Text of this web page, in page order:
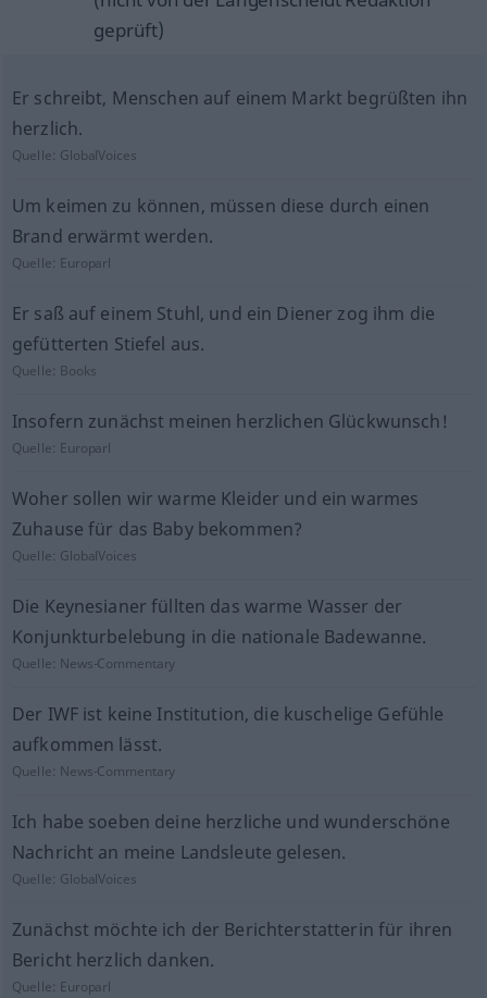
geprüft)
Er schreibt, Menschen auf einem Markt begrüßten ihn
herzlich.
Quelle: GlobalVoices
Um keimen zu können, müssen diese durch einen
Brand erwärmt werden.
Quelle: Europarl
Er saß auf einem Stuhl, und ein Diener zog ihm die
gefütterten Stiefel aus.
Quelle: Books
Insofern zunächst meinen herzlichen Glückwunsch!
Quelle: Europarl
Woher sollen wir warme Kleider und ein warmes
Zuhause für das Baby bekommen?
Quelle: GlobalVoices
Die Keynesianer füllten das warme Wasser der
Konjunkturbelebung in die nationale Badewanne.
Quelle: News-Commentary
Der IWF ist keine Institution, die kuschelige Gefühle
aufkommen lässt.
Quelle: News-Commentary
Ich habe soeben deine herzliche und wunderschöne
Nachricht an meine Landsleute gelesen.
Quelle: GlobalVoices
Zunächst möchte ich der Berichterstatterin für ihren
Bericht herzlich danken.
Quelle: Europarl